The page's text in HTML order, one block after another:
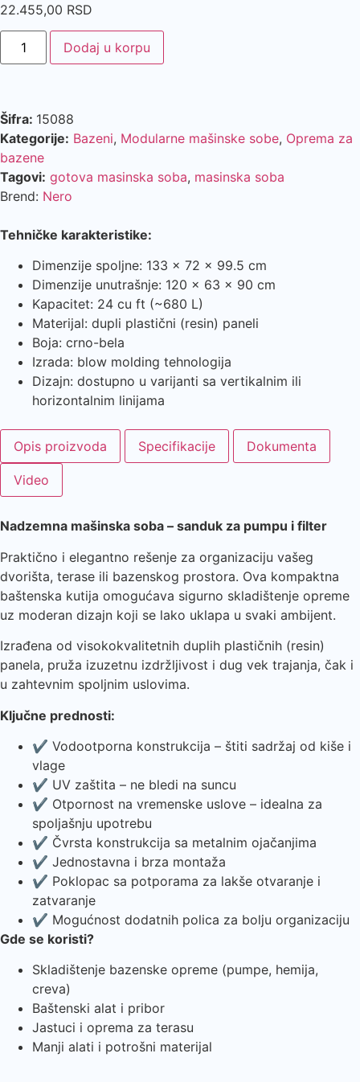
22.455,00 RSD
Dodaj u korpu
Šifra: 15088
Kategorije: Bazeni, Modularne mašinske sobe, Oprema za
bazene
Tagovi: gotova masinska soba, masinska soba
Brend: Nero
Tehničke karakteristike:
Dimenzije spoljne: 133 × 72 × 99.5 cm
Dimenzije unutrašnje: 120 × 63 × 90 cm
Kapacitet: 24 cu ft (~680 L)
Materijal: dupli plastični (resin) paneli
Boja: crno-bela
Izrada: blow molding tehnologija
Dizajn: dostupno u varijanti sa vertikalnim ili
horizontalnim linijama
Opis proizvoda Specifikacije Dokumenta
Video
Nadzemna mašinska soba – sanduk za pumpu i filter
Praktično i elegantno rešenje za organizaciju vašeg
dvorišta, terase ili bazenskog prostora. Ova kompaktna
baštenska kutija omogućava sigurno skladištenje opreme
uz moderan dizajn koji se lako uklapa u svaki ambijent.
Izrađena od visokokvalitetnih duplih plastičnih (resin)
panela, pruža izuzetnu izdržljivost i dug vek trajanja, čak i
u zahtevnim spoljnim uslovima.
Ključne prednosti:
✔ Vodootporna konstrukcija – štiti sadržaj od kiše i
vlage
✔ UV zaštita – ne bledi na suncu
✔ Otpornost na vremenske uslove – idealna za
spoljašnju upotrebu
✔ Čvrsta konstrukcija sa metalnim ojačanjima
✔ Jednostavna i brza montaža
✔ Poklopac sa potporama za lakše otvaranje i
zatvaranje
✔ Mogućnost dodatnih polica za bolju organizaciju
Gde se koristi?
Skladištenje bazenske opreme (pumpe, hemija,
creva)
Baštenski alat i pribor
Jastuci i oprema za terasu
Manji alati i potrošni materijal